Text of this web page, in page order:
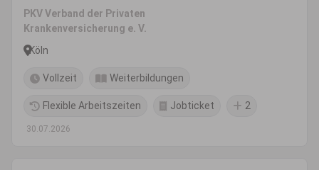
PKV Verband der Privaten
Krankenversicherung e. V.
Köln
Vollzeit Weiterbildungen
Flexible Arbeitszeiten Jobticket 2
30.07.2026